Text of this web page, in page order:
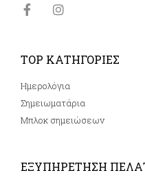
TOP ΚΑΤΗΓΟΡΙΕΣ
Ημερολόγια
Σημειωματάρια
Μπλοκ σημειώσεων
ΕΞΥΠΗΡΕΤΗΣΗ